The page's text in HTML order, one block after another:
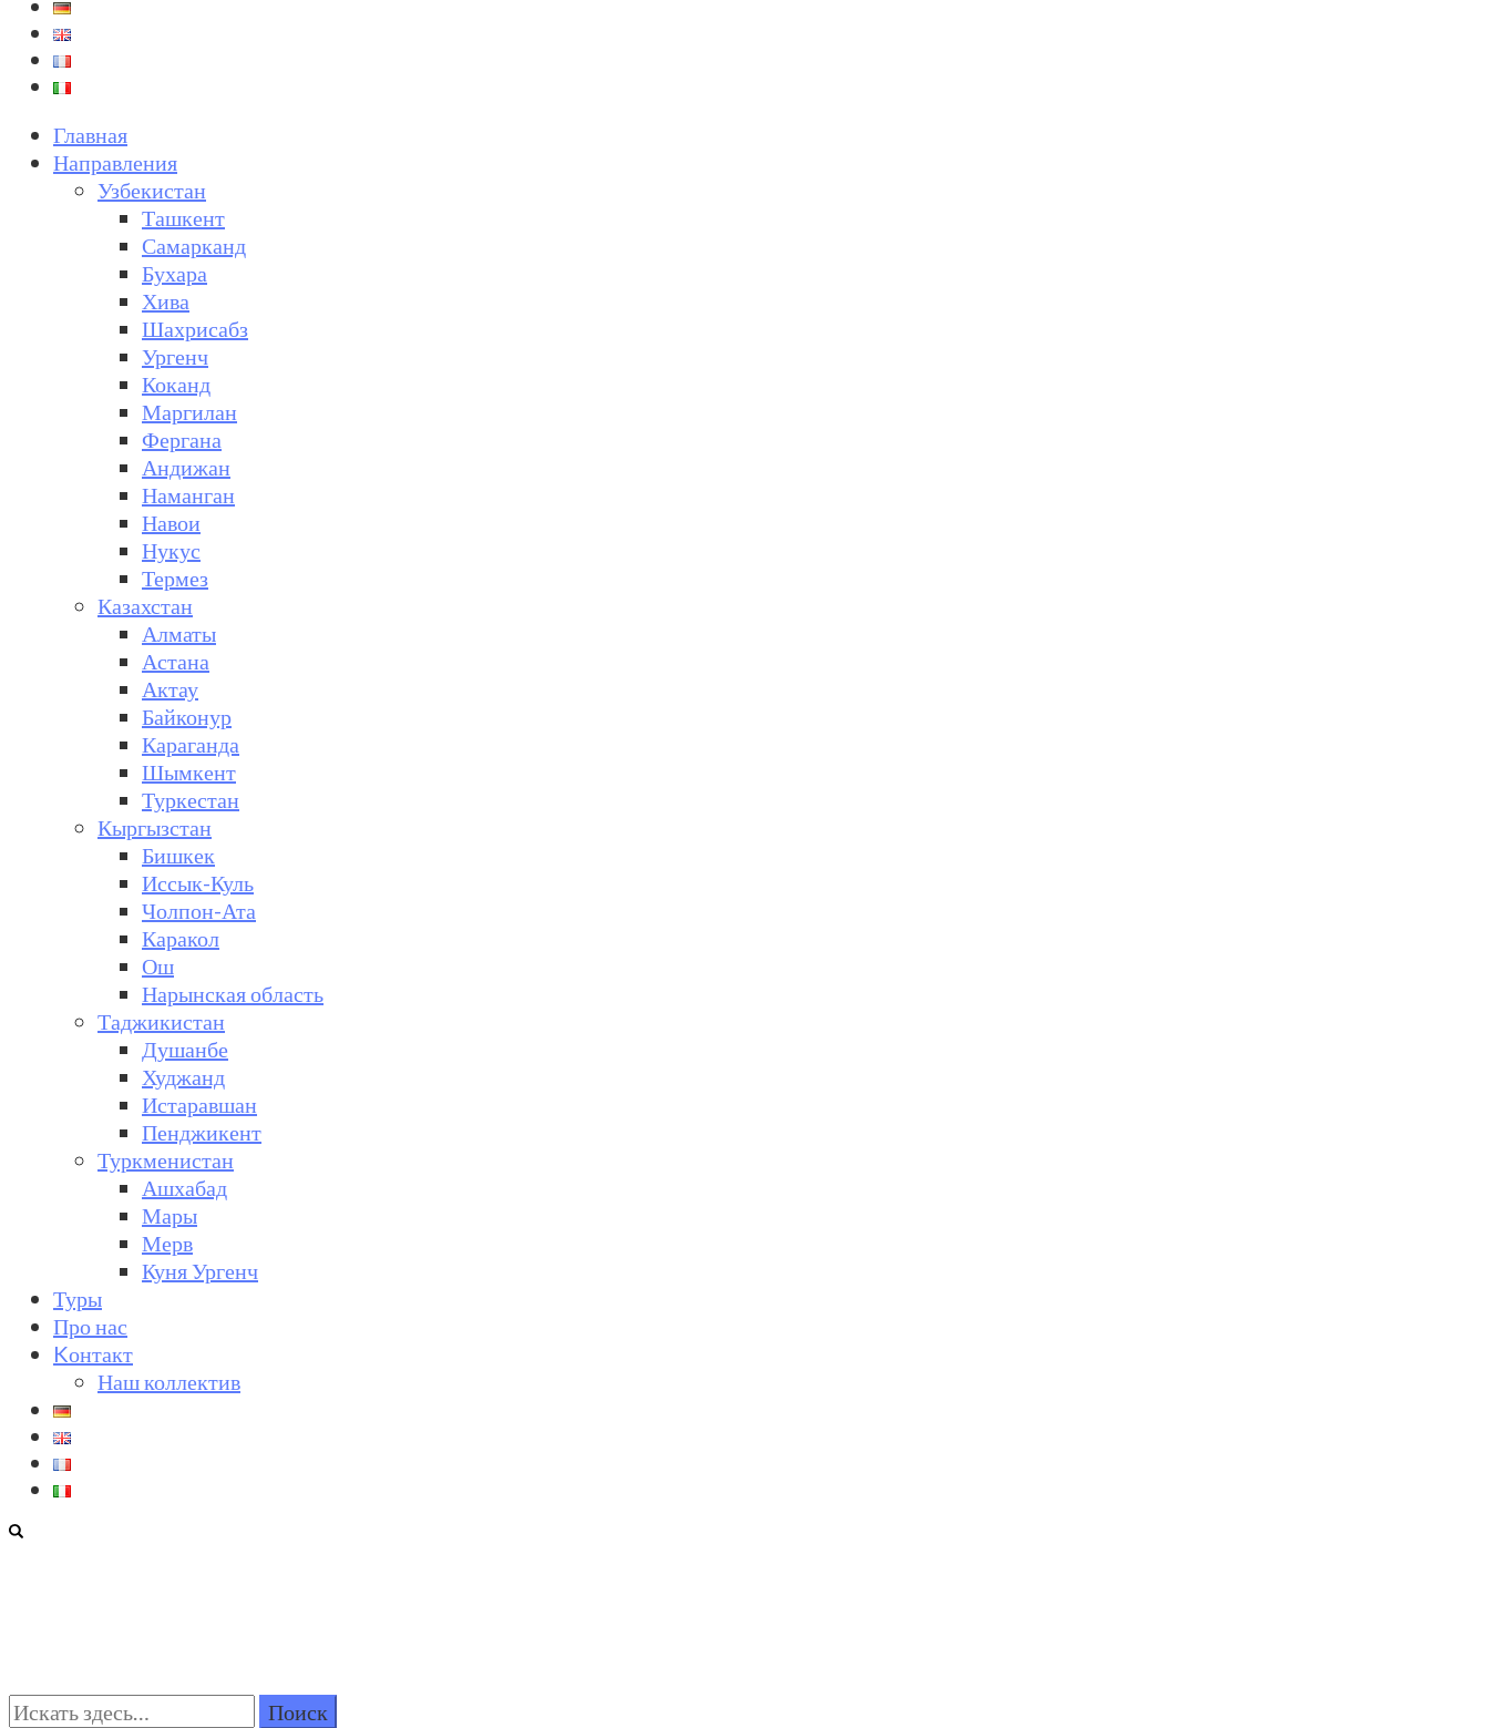
Главная
Направления
Узбекистан
Ташкент
Самарканд
Бухара
Хива
Шахрисабз
Ургенч
Коканд
Маргилан
Фергана
Андижан
Наманган
Навои
Нукус
Термез
Казахстан
Алматы
Астана
Актау
Байконур
Караганда
Шымкент
Туркестан
Кыргызстан
Бишкек
Иссык-Куль
Чолпон-Ата
Каракол
Ош
Нарынская область
Таджикистан
Душанбе
Худжанд
Истаравшан
Пенджикент
Туркменистан
Ашхабад
Мары
Мерв
Куня Ургенч
Туры
Про нас
Kонтакт
Наш коллектив
Поиск: